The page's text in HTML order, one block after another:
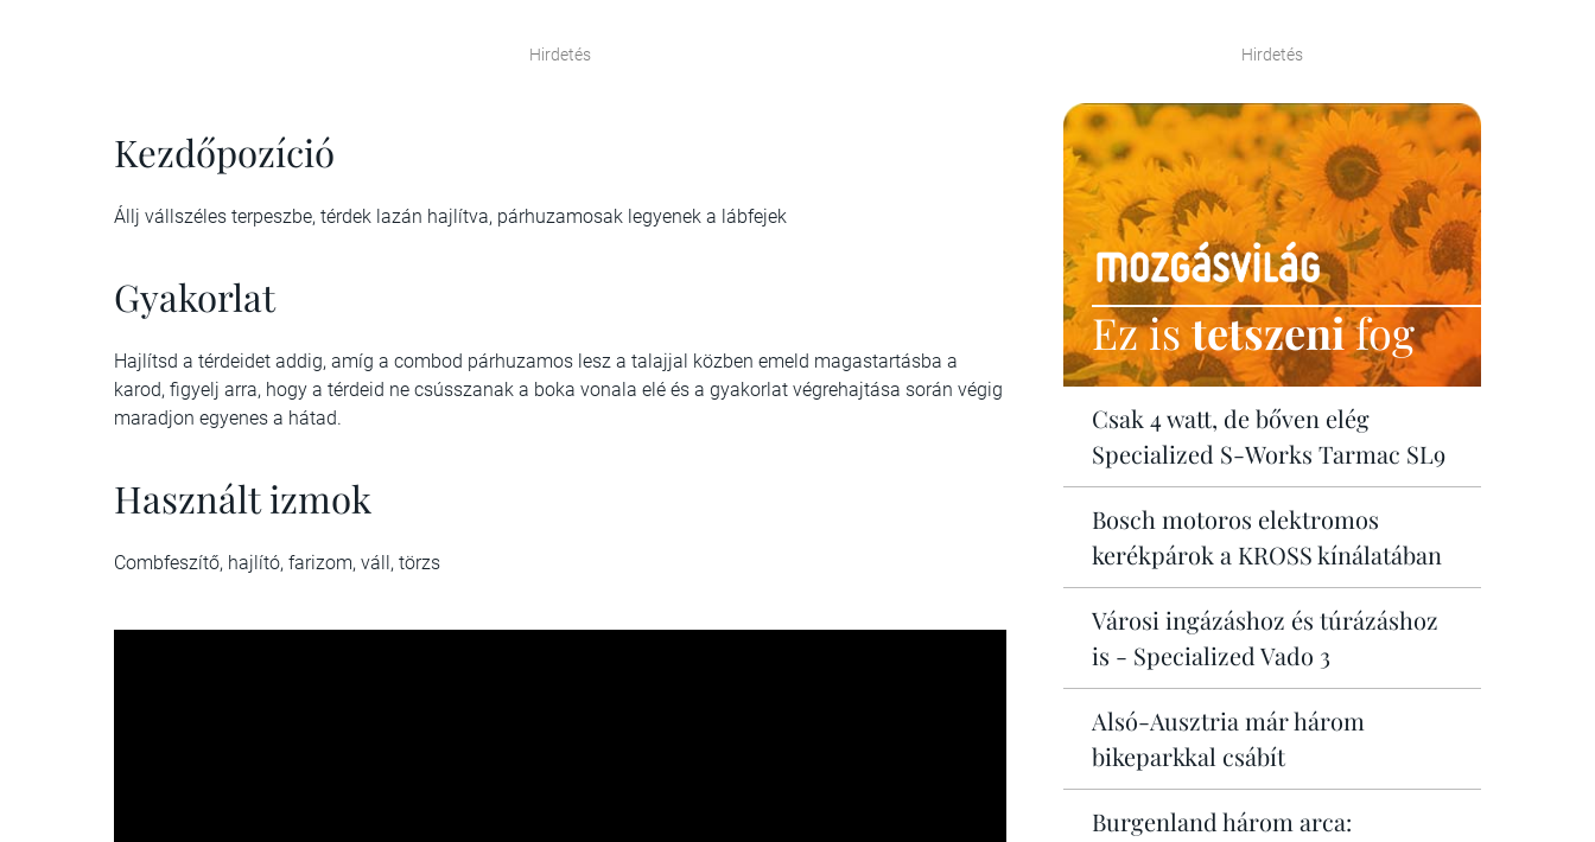
Hirdetés
Kezdőpozíció
Állj vállszéles terpeszbe, térdek lazán hajlítva, párhuzamosak legyenek a lábfejek
Gyakorlat
Hajlítsd a térdeidet addig, amíg a combod párhuzamos lesz a talajjal közben emeld magastartásba a
karod, figyelj arra, hogy a térdeid ne csússzanak a boka vonala elé és a gyakorlat végrehajtása során végig
maradjon egyenes a hátad.
Használt izmok
Combfeszítő, hajlító, farizom, váll, törzs
Hirdetés
Ez istetszenifog
Csak 4 watt, de bőven elég
Specialized S-Works Tarmac SL9
Bosch motoros elektromos
kerékpárok a KROSS kínálatában
Városi ingázáshoz és túrázáshoz
is - Specialized Vado 3
Alsó-Ausztria már három
bikeparkkal csábít
Burgenland három arca: